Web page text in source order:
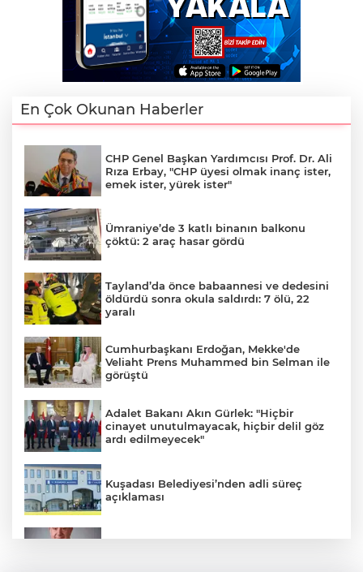
En Çok Okunan Haberler
CHP Genel Başkan Yardımcısı Prof. Dr. Ali
Rıza Erbay, "CHP üyesi olmak inanç ister,
emek ister, yürek ister"
Ümraniye’de 3 katlı binanın balkonu
çöktü: 2 araç hasar gördü
Tayland’da önce babaannesi ve dedesini
öldürdü sonra okula saldırdı: 7 ölü, 22
yaralı
Cumhurbaşkanı Erdoğan, Mekke'de
Veliaht Prens Muhammed bin Selman ile
görüştü
Adalet Bakanı Akın Gürlek: "Hiçbir
cinayet unutulmayacak, hiçbir delil göz
ardı edilmeyecek"
Kuşadası Belediyesi’nden adli süreç
açıklaması